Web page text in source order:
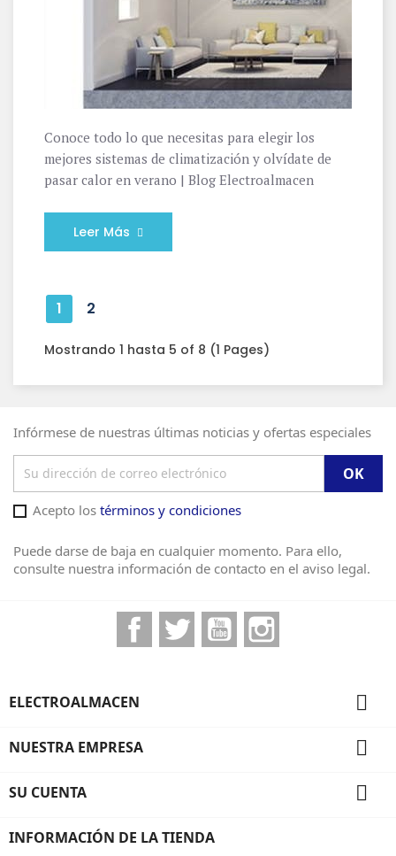
Conoce todo lo que necesitas para elegir los
mejores sistemas de climatización y olvídate de
pasar calor en verano | Blog Electroalmacen
Leer Más
1 2
Mostrando 1 hasta 5 of 8 (1 Pages)
Infórmese de nuestras últimas noticias y ofertas especiales
Acepto los términos y condiciones
Puede darse de baja en cualquier momento. Para ello,
consulte nuestra información de contacto en el aviso legal.
FacebookTwitter YouTube
ELECTROALMACEN 
NUESTRA EMPRESA 
SU CUENTA 
INFORMACIÓN DE LA TIENDA